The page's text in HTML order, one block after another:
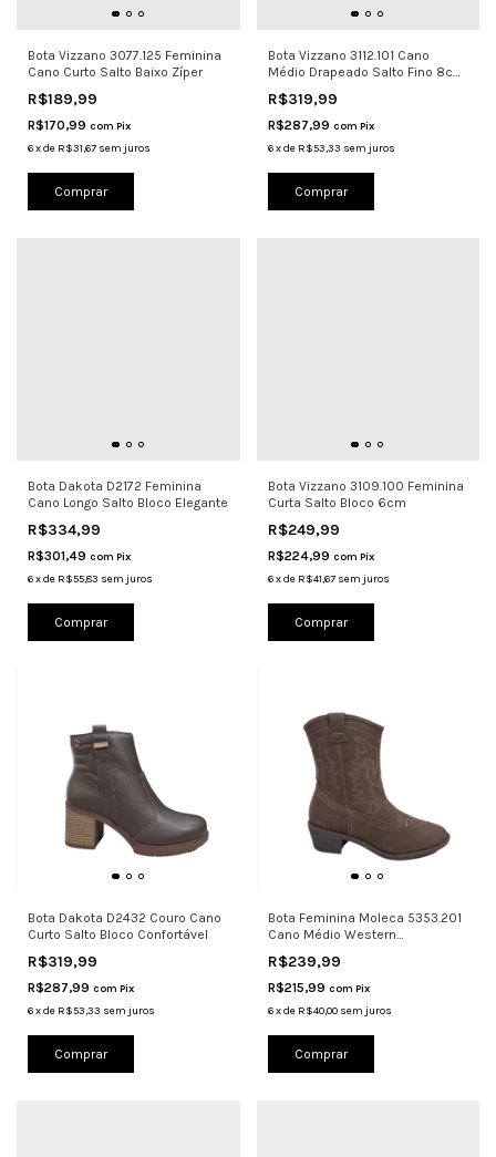
Bota Vizzano 3077.125 Feminina
Cano Curto Salto Baixo Zíper
R$189,99
R$170,99 com Pix
6xde R$31,67 sem juros
Comprar
Bota Vizzano 3112.101 Cano
Médio Drapeado Salto Fino 8cm
R$319,99
R$287,99 com Pix
6 xde R$53,33 sem juros
Comprar
Bota Dakota D2172 Feminina
Cano Longo Salto Bloco Elegante
R$334,99
R$301,49 com Pix
6xde R$55,83 sem juros
Comprar
Bota Vizzano 3109.100 Feminina
Curta Salto Bloco 6cm
R$249,99
R$224,99 com Pix
6 xde R$41,67 sem juros
Comprar
Bota Dakota D2432 Couro Cano
Curto Salto Bloco Confortável
R$319,99
R$287,99 com Pix
6xde R$53,33 sem juros
Comprar
Bota Feminina Moleca 5353.201
Cano Médio Western
R$239,99
R$215,99 com Pix
6 xde R$40,00 sem juros
Comprar